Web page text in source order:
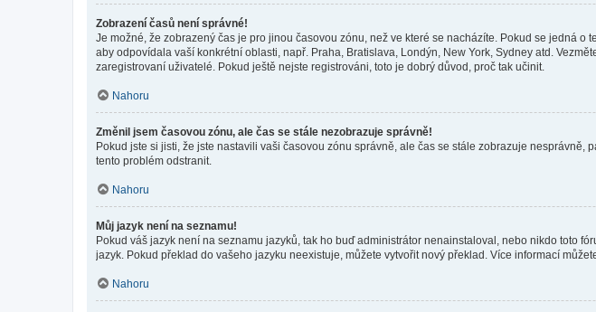
Zobrazení časů není správné!
Je možné, že zobrazený čas je pro jinou časovou zónu, než ve které se nacházíte. Pokud se jedná o
aby odpovídala vaší konkrétní oblasti, např. Praha, Bratislava, Londýn, New York, Sydney atd.
zaregistrovaní uživatelé. Pokud ještě nejste registrováni, toto je dobrý důvod, proč tak učinit.
Nahoru
Změnil jsem časovou zónu, ale čas se stále nezobrazuje správně!
Pokud jste si jisti, že jste nastavili vaši časovou zónu správně, ale čas se stále zobrazuje
tento problém odstranit.
Nahoru
Můj jazyk není na seznamu!
Pokud váš jazyk není na seznamu jazyků, tak ho buď administrátor nenainstaloval, nebo nikdo toto
jazyk. Pokud překlad do vašeho jazyku neexistuje, můžete vytvořit nový překlad. Více informací
Nahoru